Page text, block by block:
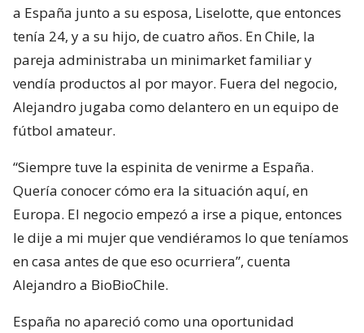
a España junto a su esposa, Liselotte, que entonces
tenía 24, y a su hijo, de cuatro años. En Chile, la
pareja administraba un minimarket familiar y
vendía productos al por mayor. Fuera del negocio,
Alejandro jugaba como delantero en un equipo de
fútbol amateur.
“Siempre tuve la espinita de venirme a España.
Quería conocer cómo era la situación aquí, en
Europa. El negocio empezó a irse a pique, entonces
le dije a mi mujer que vendiéramos lo que teníamos
en casa antes de que eso ocurriera”, cuenta
Alejandro a BioBioChile.
España no apareció como una oportunidad